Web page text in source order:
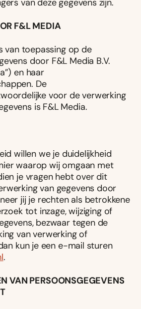
van deze gegevens zijn.
F&L MEDIA
van toepassing op de
door F&L Media B.V.
en haar
De
voor de verwerking
is F&L Media.
willen we je duidelijkheid
waarop wij omgaan met
je vragen hebt over dit
van gegevens door
jij je rechten als betrokkene
tot inzage, wijziging of
bezwaar tegen de
van verwerking of
kun je een e-mail sturen
.
VAN PERSOONSGEGEVENS